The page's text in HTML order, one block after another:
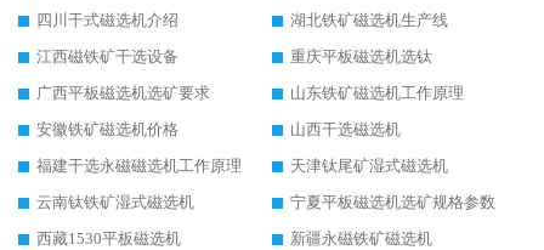
四川干式磁选机介绍
湖北铁矿磁选机生产线
江西磁铁矿干选设备
重庆平板磁选机选钛
广西平板磁选机选矿要求
山东铁矿磁选机工作原理
安徽铁矿磁选机价格
山西干选磁选机
福建干选永磁磁选机工作原理
天津钛尾矿湿式磁选机
云南钛铁矿湿式磁选机
宁夏平板磁选机选矿规格参数
西藏1530平板磁选机
新疆永磁铁矿磁选机